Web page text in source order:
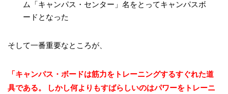
ム「キャンパス・センター」名をとってキャンパスボ
ードとなった
そして一番重要なところが、
「キャンパス・ボードは筋力をトレーニングするすぐれた道
具である。 しかし何よりもすばらしいのはパワーをトレーニ